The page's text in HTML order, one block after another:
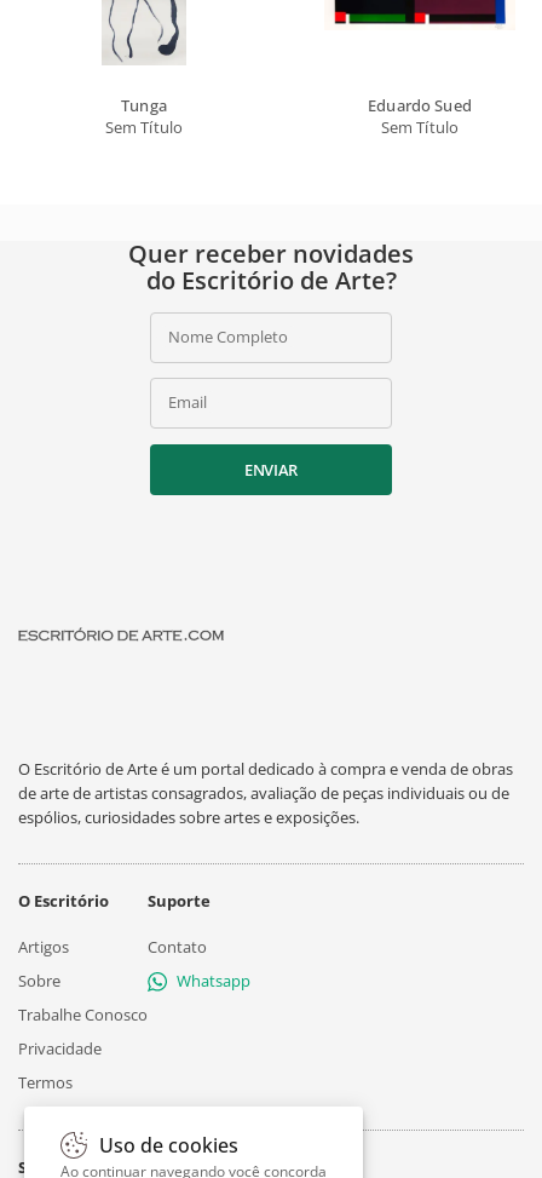
Tunga
Sem Título
Eduardo Sued
Sem Título
Quer receber novidades
do Escritório de Arte?
Nome Completo
Email
ENVIAR
O Escritório de Arte é um portal dedicado à compra e venda de obras
de arte de artistas consagrados, avaliação de peças individuais ou de
espólios, curiosidades sobre artes e exposições.
O Escritório
Artigos
Sobre
Trabalhe Conosco
Privacidade
Termos
Suporte
Contato
Whatsapp
Siga
Uso de cookies
Ao continuar navegando você concorda